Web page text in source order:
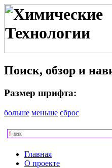
Поиск, обзор и
Размер шрифта:
больше меньше сброс
Главная
О проекте